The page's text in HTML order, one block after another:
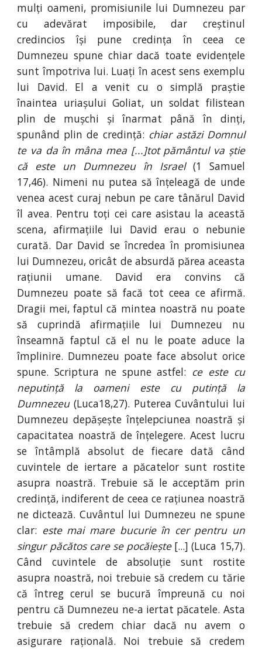
mulți oameni, promisiunile lui Dumnezeu par
cu adevărat imposibile, dar creștinul
credincios își pune credința în ceea ce
Dumnezeu spune chiar dacă toate evidențele
sunt împotriva lui. Luați în acest sens exemplu
lui David. El a venit cu o simplă praștie
înaintea uriașului Goliat, un soldat filistean
plin de mușchi și înarmat până în dinți,
spunând plin de credință: chiar astăzi Domnul
te va da în mâna mea [...]tot pământul va știe
că este un Dumnezeu în Israel (1 Samuel
17,46). Nimeni nu putea să înțeleagă de unde
venea acest curaj nebun pe care tânărul David
îl avea. Pentru toți cei care asistau la această
scena, afirmațiile lui David erau o nebunie
curată. Dar David se încredea în promisiunea
lui Dumnezeu, oricât de absurdă părea aceasta
rațiunii umane. David era convins că
Dumnezeu poate să facă tot ceea ce afirmă.
Dragii mei, faptul că mintea noastră nu poate
să cuprindă afirmațiile lui Dumnezeu nu
înseamnă faptul că el nu le poate aduce la
împlinire. Dumnezeu poate face absolut orice
spune. Scriptura ne spune astfel: ce este cu
neputință la oameni este cu putință la
Dumnezeu (Luca18,27). Puterea Cuvântului lui
Dumnezeu depășește înțelepciunea noastră și
capacitatea noastră de înțelegere. Acest lucru
se întâmplă absolut de fiecare dată când
cuvintele de iertare a păcatelor sunt rostite
asupra noastră. Trebuie să le acceptăm prin
credință, indiferent de ceea ce rațiunea noastră
ne dictează. Cuvântul lui Dumnezeu ne spune
clar: este mai mare bucurie în cer pentru un
singur păcătos care se pocăiește[...] (Luca 15,7).
Când cuvintele de absoluție sunt rostite
asupra noastră, noi trebuie să credem cu tărie
că întreg cerul se bucură împreună cu noi
pentru că Dumnezeu ne-a iertat păcatele. Asta
trebuie să credem chiar dacă nu avem o
asigurare rațională. Noi trebuie să credem